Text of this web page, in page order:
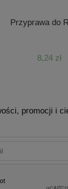
Przyprawa do
8,24 zł
promocji i